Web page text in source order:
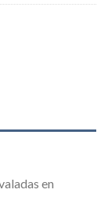
en